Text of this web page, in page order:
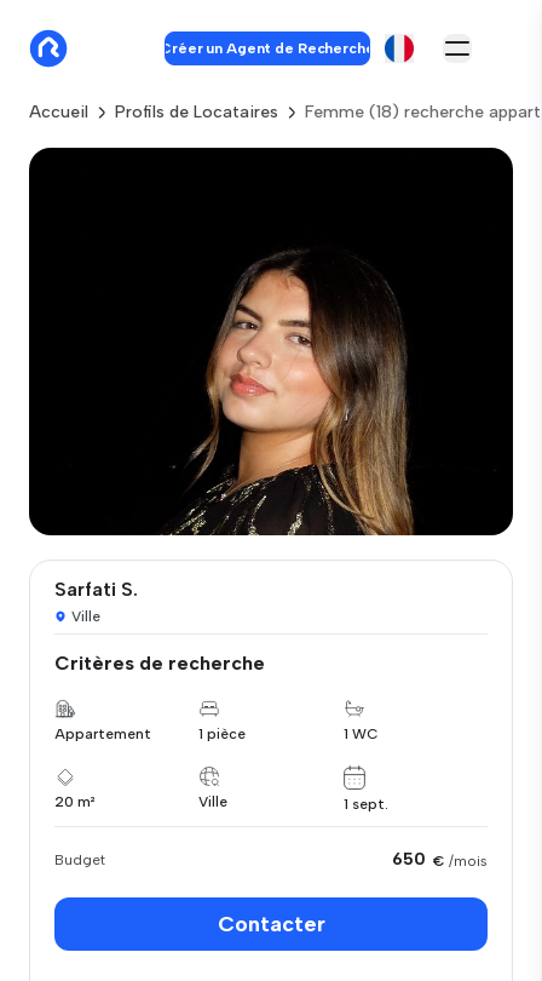
Créer un Agent de Recherche
Accueil Profils de Locataires Femme (18) recherche
Sarfati S.
Ville
Critères de recherche
Appartement 1 pièce 1 WC
20 m² Ville 1 sept.
Budget 650 € /mois
Contacter